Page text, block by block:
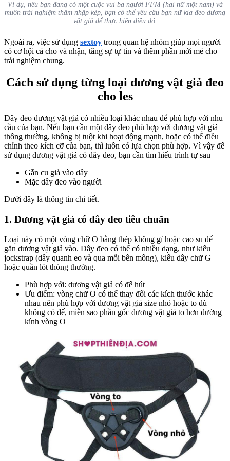
Ví dụ, nếu bạn đang có một cuộc vui ba người FFM (hai nữ một nam) và
muốn trải nghiệm thâm nhập kép, bạn có thể yêu cầu bạn nữ kia đeo dương
vật giả để thực hiện điều đó.
Ngoài ra, việc sử dụng sextoy trong quan hệ nhóm giúp mọi người
có cơ hội cả cho và nhận, tăng sự tự tin và thêm phần mới mẻ cho
trải nghiệm chung.
Cách sử dụng từng loại dương vật giả đeo
cho les
Dây đeo dương vật giả có nhiều loại khác nhau để phù hợp với nhu
cầu của bạn. Nếu bạn cần một dây đeo phù hợp với dương vật giả
thông thường, không bị tuột khi hoạt động mạnh, hoặc có thể điều
chỉnh theo kích cỡ của bạn, thì luôn có lựa chọn phù hợp. Vì vậy để
sử dụng dương vật giả có dây đeo, bạn cần tìm hiểu trình tự sau
Gắn cu giả vào dây
Mặc dây đeo vào người
Dưới đây là thông tin chi tiết.
1. Dương vật giả có dây đeo tiêu chuẩn
Loại này có một vòng chữ O bằng thép không gỉ hoặc cao su để
gắn dương vật giả vào. Dây đeo có thể có nhiều dạng, như kiểu
jockstrap (dây quanh eo và qua mỗi bên mông), kiểu dây chữ G
hoặc quần lót thông thường.
Phù hợp với: dương vật giả có đế hút
Ưu điểm: vòng chữ O có thể thay đổi các kích thước khác
nhau nên phù hợp với dương vật giả size nhỏ hoặc to dù
không có đế, miễn sao phần gốc dương vật giả to hơn đường
kính vòng O